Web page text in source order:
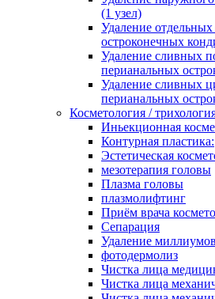
(1 узел)
Удаление
остроконечных
Удаление сливных
перианальных
Удаление сливных
перианальных
Косметология /
Иньекционная
Контурная пластика:
Эстетическая
мезотерапия головы
Плазма головы
плазмолифтинг
Приём врача
Сепарация
Удаление
фотодермолиз
Чистка лица
Чистка лица